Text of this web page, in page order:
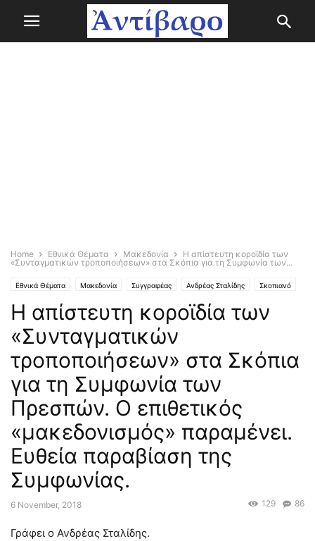
Home Εθνικά Θέματα Μακεδονία
Η απίστευτη κοροϊδία των
«Συνταγματικών τροποποιήσεων» στα Σκόπια για τη Συμφωνία των...
Εθνικά Θέματα Μακεδονία Συγγραφέας Ανδρέας Σταλίδης Σκοπιανό
Η απίστευτη κοροϊδία των
«Συνταγματικών
τροποποιήσεων» στα Σκόπια
για τη Συμφωνία των
Πρεσπών. Ο επιθετικός
«μακεδονισμός» παραμένει.
Ευθεία παραβίαση της
Συμφωνίας.
6 November, 2018 86
129
Γράφει ο Ανδρέας Σταλίδης.